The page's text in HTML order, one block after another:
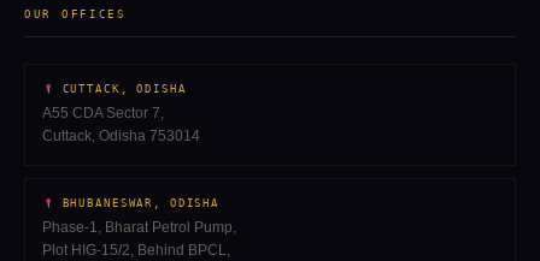
OUR OFFICES
CUTTACK, ODISHA
A55 CDA Sector 7,
Cuttack, Odisha 753014
BHUBANESWAR, ODISHA
Phase-1, Bharat Petrol Pump,
Plot HIG-15/2, Behind BPCL,